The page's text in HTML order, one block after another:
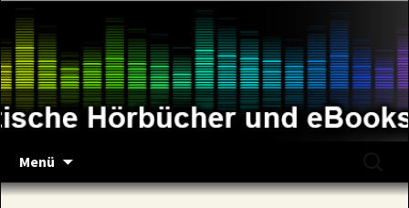
Inhalt
springen
Menü